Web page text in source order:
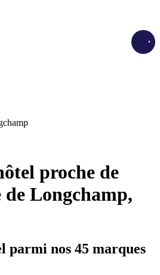
proche de
Longchamp,
parmi nos 45 marques